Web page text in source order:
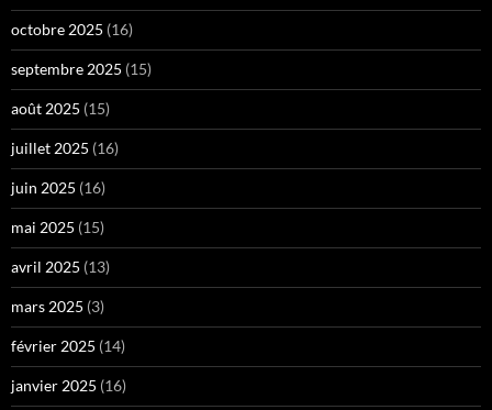
octobre 2025 (16)
septembre 2025 (15)
août 2025 (15)
juillet 2025 (16)
juin 2025 (16)
mai 2025 (15)
avril 2025 (13)
mars 2025 (3)
février 2025 (14)
janvier 2025 (16)